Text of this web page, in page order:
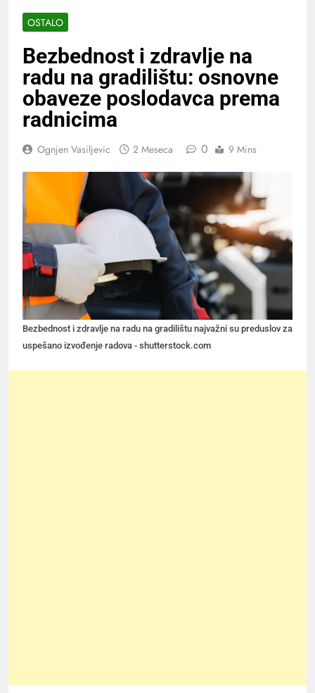
OSTALO
Bezbednost i zdravlje na
radu na gradilištu: osnovne
obaveze poslodavca prema
radnicima
Ognjen Vasiljevic 2 Meseca 0 9 Mins
Bezbednost i zdravlje na radu na gradilištu najvažni su preduslov za
uspešano izvođenje radova - shutterstock.com